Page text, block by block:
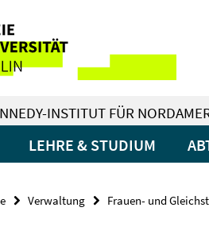
INSTITUT FÜR
LEHRE & STUDIUM
Verwaltung Frauen- und